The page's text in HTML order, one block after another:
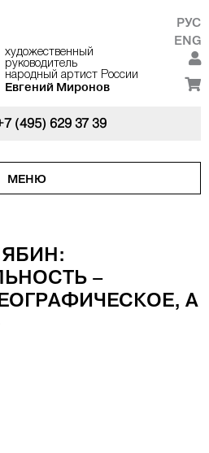
художественный
руководитель
народный артист России
Евгений Миронов
РУС
ENG
(495) 629 37 39
МЕНЮ
–
А